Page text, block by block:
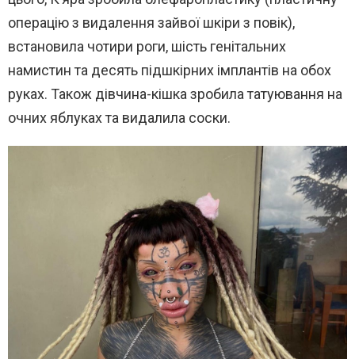
операцію з видалення зайвої шкіри з повік),
встановила чотири роги, шість генітальних
намистин та десять підшкірних імплантів на обох
руках. Також дівчина-кішка зробила татуювання на
очних яблуках та видалила соски.